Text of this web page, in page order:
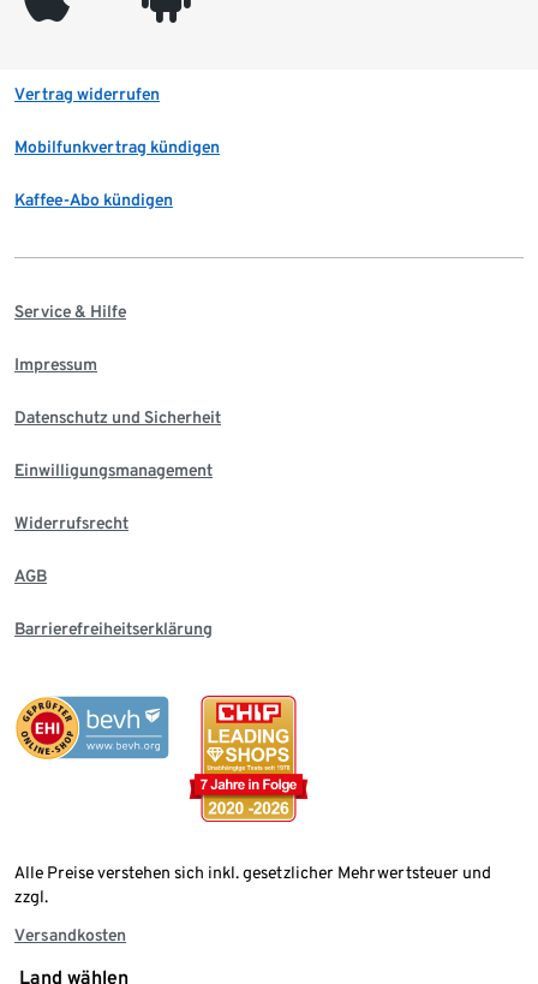
Vertrag widerrufen
Mobilfunkvertrag kündigen
Kaffee-Abo kündigen
Service & Hilfe
Impressum
Datenschutz und Sicherheit
Einwilligungsmanagement
Widerrufsrecht
AGB
Barrierefreiheitserklärung
Alle Preise verstehen sich inkl. gesetzlicher Mehrwertsteuer und
zzgl.
Versandkosten
Land wählen